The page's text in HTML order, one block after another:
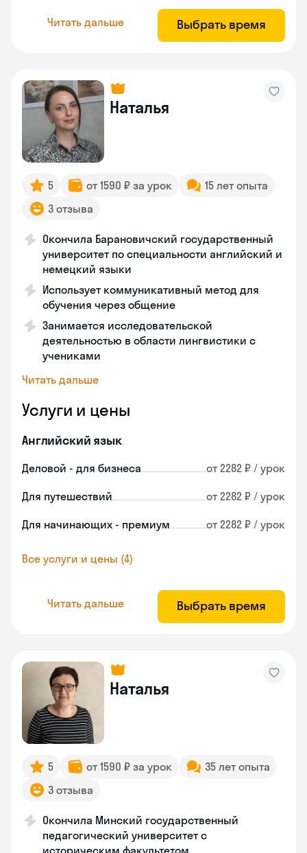
Читать дальше Выбрать время
Наталья
5 от 1590 ₽ за урок
15 лет опыта
3 отзыва
Окончила Барановичский государственный
университет по специальности английский и
немецкий языки
Использует коммуникативный метод для
обучения через общение
Занимается исследовательской
деятельностью в области лингвистики с
учениками
Читать дальше
Услуги и цены
Английский язык
Деловой - для бизнеса от 2282 ₽ / урок
Для путешествий от 2282 ₽ / урок
Для начинающих - премиум от 2282 ₽ / урок
Все услуги и цены (4)
Читать дальше Выбрать время
Наталья
5 от 1590 ₽ за урок
35 лет опыта
3 отзыва
Окончила Минский государственный
педагогический университет с
историческим факультетом